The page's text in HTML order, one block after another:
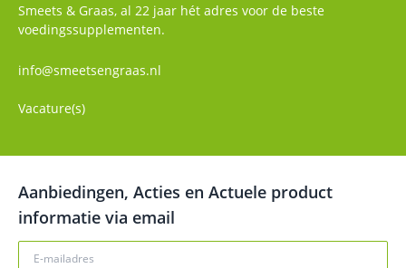
Smeets & Graas, al 22 jaar hét adres voor de beste
voedingssupplementen.
info@smeetsengraas.nl
Vacature(s)
Aanbiedingen, Acties en Actuele product
informatie via email